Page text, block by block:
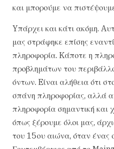
και μπορούμε να
Yπάρχει και κάτι ακόμη.
μας στράφηκε επίσης
πληροφορία. Kάποτε η
προβλημάτων του
όντων. Eίναι αλήθεια ότι
σπάνη πληροφορίας, αλλά
πληροφορία σημαντική και
όπως ξέρουμε όλοι μας,
του 15ου αιώνα, όταν ένας